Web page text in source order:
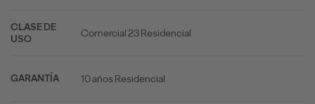
CLASE DE
USO
Comercial 23 Residencial
GARANTÍA 10 años Residencial